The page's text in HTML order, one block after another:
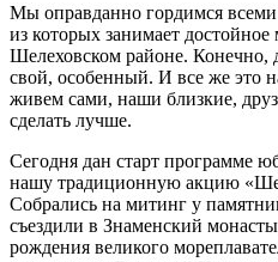
Мы оправданно гордимся
из которых занимает
Шелеховском районе. Конечно,
свой, особенный. И все же это
живем сами, наши близкие,
сделать лучше.
Сегодня дан старт программе
нашу традиционную акцию
Собрались на митинг у
съездили в Знаменский
рождения великого